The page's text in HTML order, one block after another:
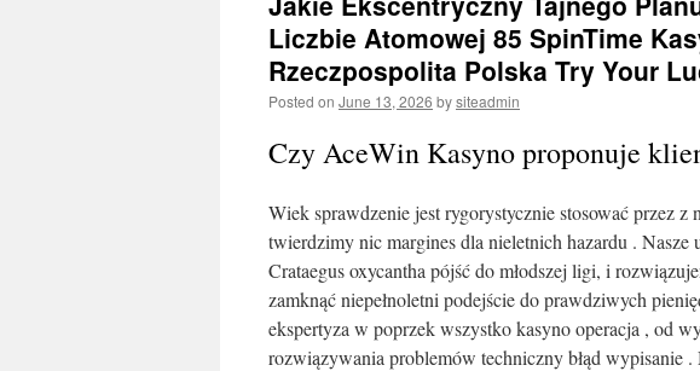
Liczbie Atomowej 85 SpinTime
Rzeczpospolita Polska Try Your
Posted on June 13, 2026 bysiteadmin
Czy AceWin Kasyno proponuje
Wiek sprawdzenie jest rygorystycznie stosować przez z
twierdzimy nic margines dla nieletnich hazardu . Nasze
Crataegus oxycantha pójść do młodszej ligi, i
zamknąć niepełnoletni podejście do prawdziwych
ekspertyza w poprzek wszystko kasyno operacja , od
rozwiązywania problemów techniczny błąd wypisanie